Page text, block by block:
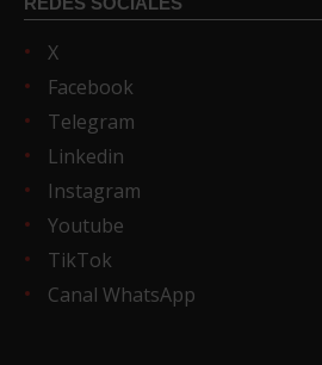
X
Facebook
Telegram
Linkedin
Instagram
Youtube
TikTok
Canal WhatsApp